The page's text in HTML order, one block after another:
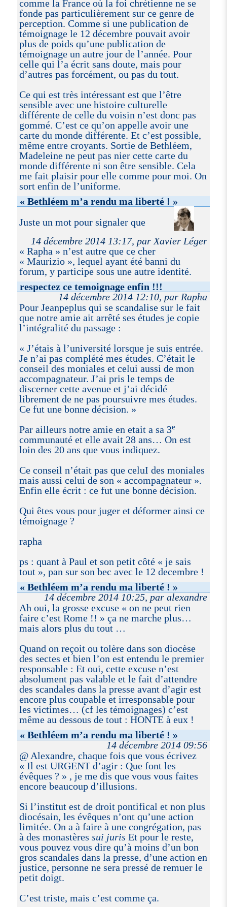
comme la France où la foi chrétienne ne se
fonde pas particulièrement sur ce genre de
perception. Comme si une publication de
témoignage le 12 décembre pouvait avoir
plus de poids qu’une publication de
témoignage un autre jour de l’année. Pour
celle qui l’a écrit sans doute, mais pour
d’autres pas forcément, ou pas du tout.
Ce qui est très intéressant est que l’être
sensible avec une histoire culturelle
différente de celle du voisin n’est donc pas
gommé. C’est ce qu’on appelle avoir une
carte du monde différente. Et c’est possible,
même entre croyants. Sortie de Bethléem,
Madeleine ne peut pas nier cette carte du
monde différente ni son être sensible. Cela
me fait plaisir pour elle comme pour moi. On
sort enfin de l’uniforme.
« Bethléem m’a rendu ma liberté ! »
14 décembre 2014 13:17, par Xavier Léger
Juste un mot pour signaler que
« Rapha » n’est autre que ce cher
« Maurizio », lequel ayant été banni du
forum, y participe sous une autre identité.
respectez ce temoignage enfin !!!
14 décembre 2014 12:10, par Rapha
Pour Jeanpeplus qui se scandalise sur le fait
que notre amie ait arrêté ses études je copie
l’intégralité du passage :
« J’étais à l’université lorsque je suis entrée.
Je n’ai pas complété mes études. C’était le
conseil des moniales et celui aussi de mon
accompagnateur. J’ai pris le temps de
discerner cette avenue et j’ai décidé
librement de ne pas poursuivre mes études.
Ce fut une bonne décision. »
Par ailleurs notre amie en etait a sa 3e
communauté et elle avait 28 ans… On est
loin des 20 ans que vous indiquez.
Ce conseil n’était pas que celuI des moniales
mais aussi celui de son « accompagnateur ».
Enfin elle écrit : ce fut une bonne décision.
Qui êtes vous pour juger et déformer ainsi ce
témoignage ?
rapha
ps : quant à Paul et son petit côté « je sais
tout », pan sur son bec avec le 12 decembre !
« Bethléem m’a rendu ma liberté ! »
14 décembre 2014 10:25, par alexandre
Ah oui, la grosse excuse « on ne peut rien
faire c’est Rome !! » ça ne marche plus…
mais alors plus du tout …
Quand on reçoit ou tolère dans son diocèse
des sectes et bien l’on est entendu le premier
responsable : Et oui, cette excuse n’est
absolument pas valable et le fait d’attendre
des scandales dans la presse avant d’agir est
encore plus coupable et irresponsable pour
les victimes… (cf les témoignages) c’est
même au dessous de tout : HONTE à eux !
« Bethléem m’a rendu ma liberté ! »
14 décembre 2014 09:56
@ Alexandre, chaque fois que vous écrivez
« Il est URGENT d’agir : Que font les
évêques ? » , je me dis que vous vous faites
encore beaucoup d’illusions.
Si l’institut est de droit pontifical et non plus
diocésain, les évêques n’ont qu’une action
limitée. On a à faire à une congrégation, pas
à des monastères sui juris Et pour le reste,
vous pouvez vous dire qu’à moins d’un bon
gros scandales dans la presse, d’une action en
justice, personne ne sera pressé de remuer le
petit doigt.
C’est triste, mais c’est comme ça.